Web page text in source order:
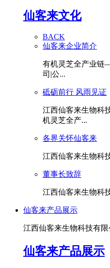
仙客来文化
BACK
仙客来企业简介
有机灵芝全产业链
司|公...
砥砺前行 风雨见证
江西仙客来生物科
机灵芝全产...
各界关怀仙客来
江西仙客来生物科
董事长致辞
江西仙客来生物科
仙客来产品展示
江西仙客来生物科技有
仙客来产品展示